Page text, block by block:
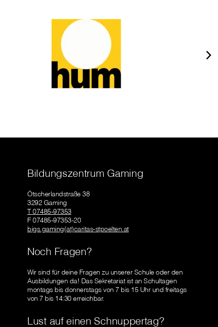
Bildungszentrum Gaming
Ötscherlandstraße 38
3292 Gaming
T 07485-97353
F 07485-97353-20
bigs.gaming(at)caritas-stpoelten.at
Noch Fragen?
Wir sind für deine Fragen zu unserer Schule oder den
Ausbildungen da! Das Sekretariat ist an Schultagen
montags bis donnerstags von 7 bis 15 Uhr und freitags
von 7 bis 14:30 erreichbar.
Lust auf einen Schnuppertag?